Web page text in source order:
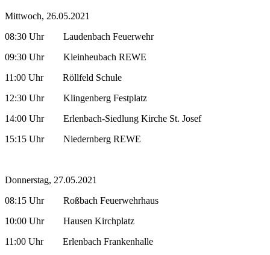
Mittwoch, 26.05.2021
08:30 Uhr Laudenbach Feuerwehr
09:30 Uhr Kleinheubach REWE
11:00 Uhr Röllfeld Schule
12:30 Uhr Klingenberg Festplatz
14:00 Uhr Erlenbach-Siedlung Kirche St. Josef
15:15 Uhr Niedernberg REWE
Donnerstag, 27.05.2021
08:15 Uhr Roßbach Feuerwehrhaus
10:00 Uhr Hausen Kirchplatz
11:00 Uhr Erlenbach Frankenhalle